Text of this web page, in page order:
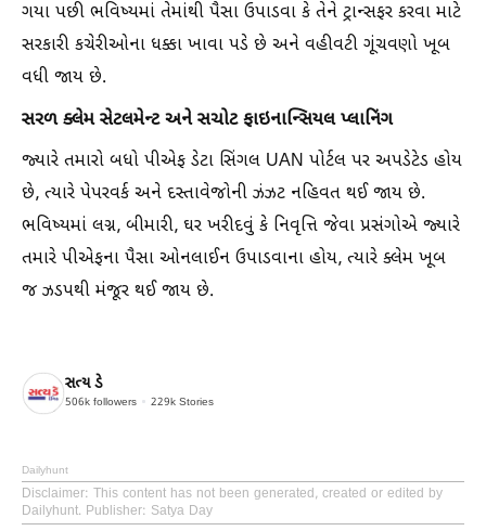
ગયા પછી ભવિષ્યમાં તેમાંથી પૈસા ઉપાડવા કે તેને ટ્રાન્સફર કરવા માટે
સરકારી કચેરીઓના ધક્કા ખાવા પડે છે અને વહીવટી ગૂંચવણો ખૂબ
વધી જાય છે.
સરળ ક્લેમ સેટલમેન્ટ અને સચોટ ફાઇનાન્સિયલ પ્લાનિંગ
જ્યારે તમારો બધો પીએફ ડેટા સિંગલ UAN પોર્ટલ પર અપડેટેડ હોય
છે, ત્યારે પેપરવર્ક અને દસ્તાવેજોની ઝંઝટ નહિવત થઈ જાય છે.
ભવિષ્યમાં લગ્ન, બીમારી, ઘર ખરીદવું કે નિવૃત્તિ જેવા પ્રસંગોએ જ્યારે
તમારે પીએફના પૈસા ઓનલાઈન ઉપાડવાના હોય, ત્યારે ક્લેમ ખૂબ
જ ઝડપથી મંજૂર થઈ જાય છે.
સત્ય ડે
506k followers 229k Stories
Dailyhunt
Disclaimer: This content has not been generated, created or edited by
Dailyhunt. Publisher: Satya Day